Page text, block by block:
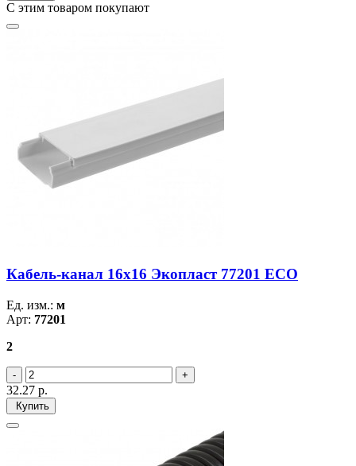
С этим товаром покупают
Кабель-канал 16х16 Экопласт 77201 ECO
Ед. изм.: м
Арт: 77201
2
32.27 р.
Купить